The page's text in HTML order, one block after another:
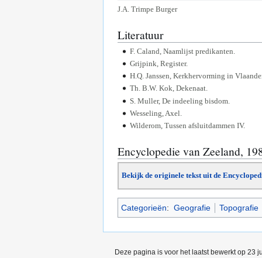
J.A. Trimpe Burger
Literatuur
F. Caland, Naamlijst predikanten.
Grijpink, Register.
H.Q. Janssen, Kerkhervorming in
Th. B.W. Kok, Dekenaat.
S. Muller, De indeeling bisdom.
Wesseling, Axel.
Wilderom, Tussen afsluitdammen IV.
Encyclopedie van Zeeland,
Bekijk de originele tekst uit de
Categorieën: Geografie Topografie
Deze pagina is voor het laatst bewerkt op 23